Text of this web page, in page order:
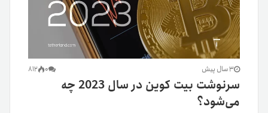
3 سال پیش 0
812
سرنوشت بیت‌ کوین در سال 2023 چه
می‌شود؟